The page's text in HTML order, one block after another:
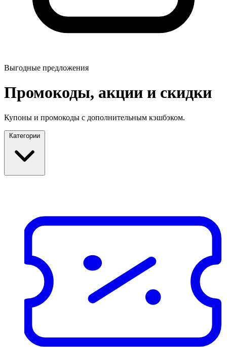
Выгодные предложения
Промокоды, акции и скидки
Купоны и промокоды с дополнительным кэшбэком.
Категории